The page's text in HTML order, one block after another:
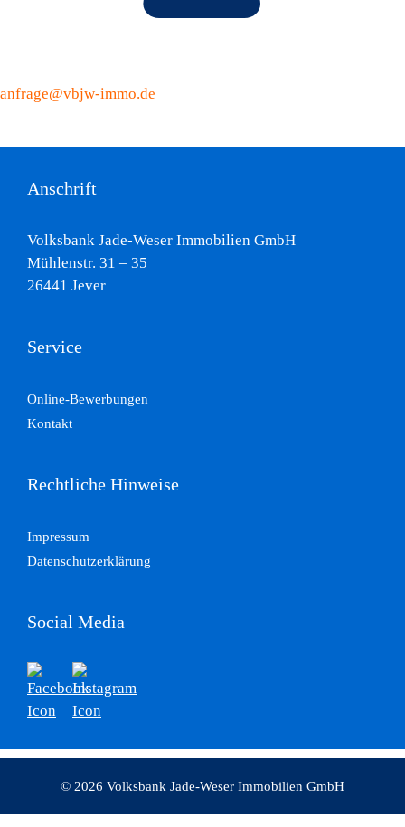
anfrage@vbjw-immo.de
Anschrift
Volksbank Jade-Weser Immobilien GmbH
Mühlenstr. 31 – 35
26441 Jever
Service
Online-Bewerbungen
Kontakt
Rechtliche Hinweise
Impressum
Datenschutzerklärung
Social Media
© 2026 Volksbank Jade-Weser Immobilien GmbH